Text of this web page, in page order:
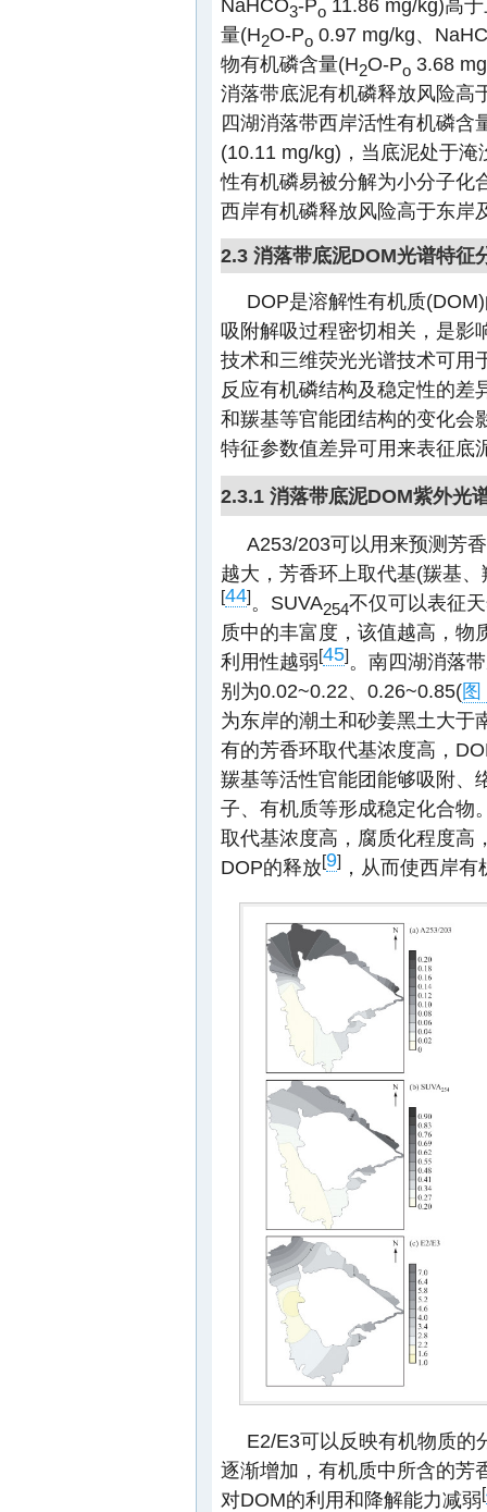
NaHCO3-Po 11.86 mg/kg)高
量(H2O-Po 0.97 mg/kg、
物有机磷含量(H2O-Po 3.68
消落带底泥有机磷释放风险高
四湖消落带西岸活性有机磷含
(10.11 mg/kg)，当底泥处于
性有机磷易被分解为小分子化
西岸有机磷释放风险高于东岸
2.3 消落带底泥DOM光谱特征
DOP是溶解性有机质
吸附解吸过程密切相关，是影
技术和三维荧光光谱技术可用
反应有机磷结构及稳定性的差
和羰基等官能团结构的变化会
特征参数值差异可用来表征底
2.3.1 消落带底泥DOM紫外光
A253/203可以用来预测芳
越大，芳香环上取代基(羰基
[44]。SUVA254不仅可以表征
质中的丰富度，该值越高，物
利用性越弱[45]。南四湖消落
别为0.02~0.22、0.26~0.85(图
为东岸的潮土和砂姜黑土大于
有的芳香环取代基浓度高，
羰基等活性官能团能够吸附、
子、有机质等形成稳定化合物
取代基浓度高，腐质化程度高
DOP的释放[9] ，从而使西岸
E2/E3可以反映有机物质的
逐渐增加，有机质中所含的芳
对DOM的利用和降解能力减弱[